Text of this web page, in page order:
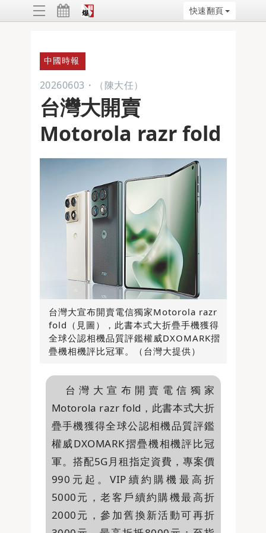
快速翻頁
中國時報
20260603 ・ （陳大任）
台灣大開賣
Motorola razr fold
台灣大宣布開賣電信獨家Motorola razr
fold（見圖），此書本式大折疊手機獲得
全球公認相機品質評鑑權威DXOMARK摺
疊機相機評比冠軍。（台灣大提供）
台灣大宣布開賣電信獨家
Motorola razr fold，此書本式大折
疊手機獲得全球公認相機品質評鑑
權威DXOMARK摺疊機相機評比冠
軍。搭配5G月租指定資費，專案價
990元起。VIP續約購機最高折
5000元，老客戶續約購機最高折
2000元，參加舊換新活動可再折